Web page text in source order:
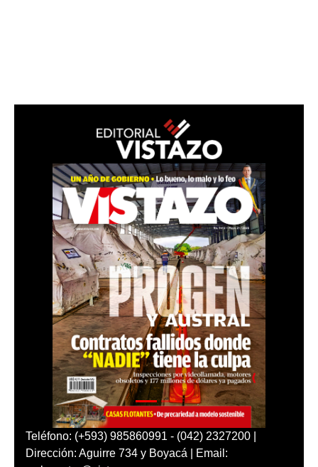
Teléfono: (+593) 985860991 - (042) 2327200 |
Dirección: Aguirre 734 y Boyacá | Email: